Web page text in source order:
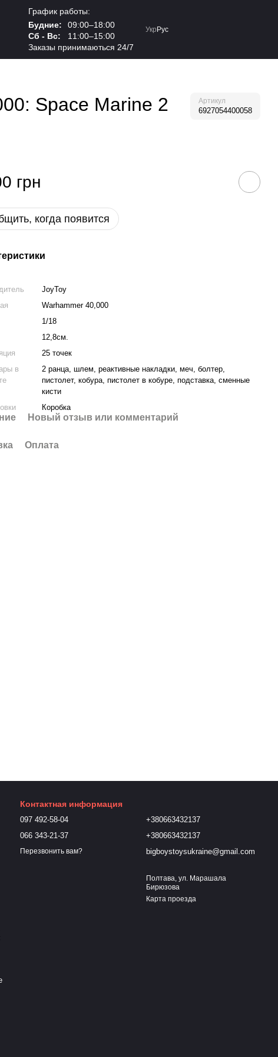
График работы:
Будние:
09:00–18:00
Сб - Вс:
11:00–15:00
Заказы принимаються 24/7
Укр Рус
Space Marine 2
Артикул
6927054400058
грн
когда появится
JoyToy
Warhammer 40,000
1/18
12,8см.
25 точек
в
2 ранца, шлем, реактивные накладки, меч, болтер,
пистолет, кобура, пистолет в кобуре, подставка, сменные
кисти
Коробка
Новый отзыв или комментарий
Оплата
Контактная информация
097 492-58-04
066 343-21-37
Перезвонить вам?
+380663432137
+380663432137
bigboystoysukraine@gmail.com
Полтава, ул. Марашала
Бирюзова
Карта проезда